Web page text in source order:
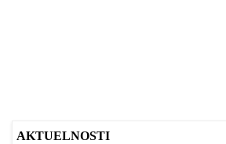
AKTUELNOSTI